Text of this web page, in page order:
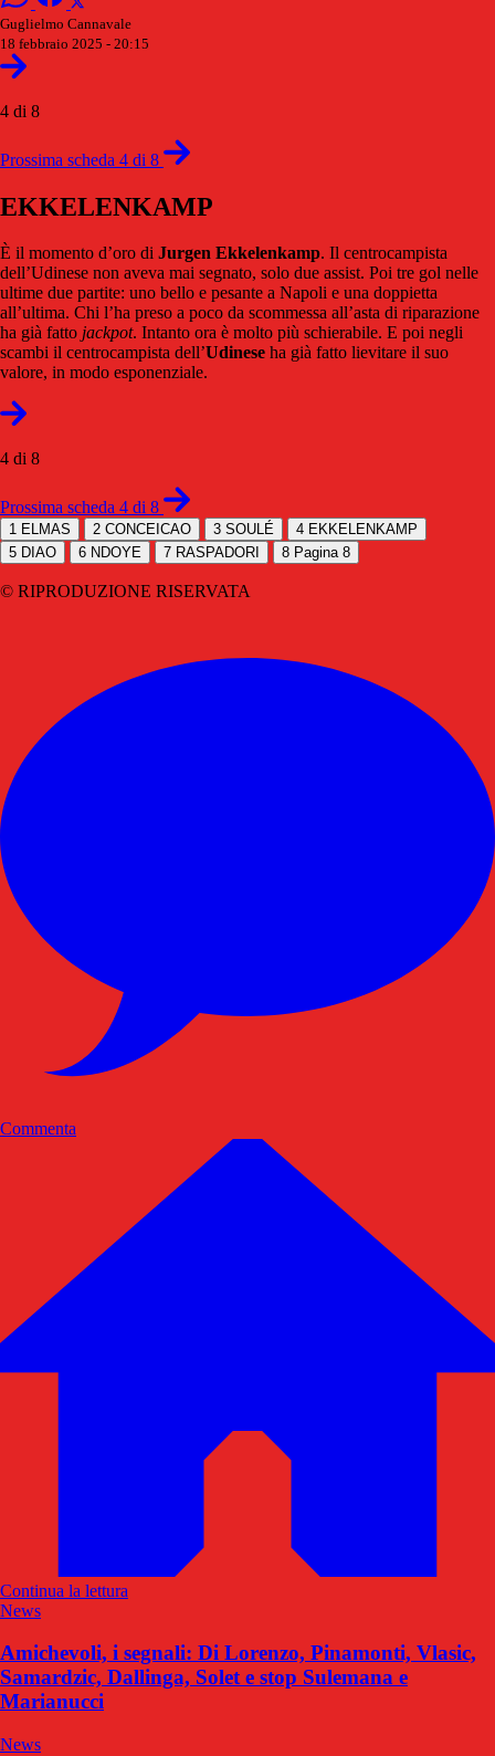
Guglielmo Cannavale
18 febbraio 2025 - 20:15
4 di 8
Prossima scheda 4 di 8
EKKELENKAMP
È il momento d’oro di Jurgen Ekkelenkamp. Il centrocampista
dell’Udinese non aveva mai segnato, solo due assist. Poi tre gol nelle
ultime due partite: uno bello e pesante a Napoli e una doppietta
all’ultima. Chi l’ha preso a poco da scommessa all’asta di riparazione
ha già fatto jackpot. Intanto ora è molto più schierabile. E poi negli
scambi il centrocampista dell’Udinese ha già fatto lievitare il suo
valore, in modo esponenziale.
4 di 8
Prossima scheda 4 di 8
1 ELMAS 2 CONCEICAO 3 SOULÉ 4 EKKELENKAMP
5 DIAO 6 NDOYE 7 RASPADORI 8 Pagina 8
© RIPRODUZIONE RISERVATA
Commenta
Continua la lettura
News
Amichevoli, i segnali: Di Lorenzo, Pinamonti, Vlasic,
Samardzic, Dallinga, Solet e stop Sulemana e
Marianucci
News